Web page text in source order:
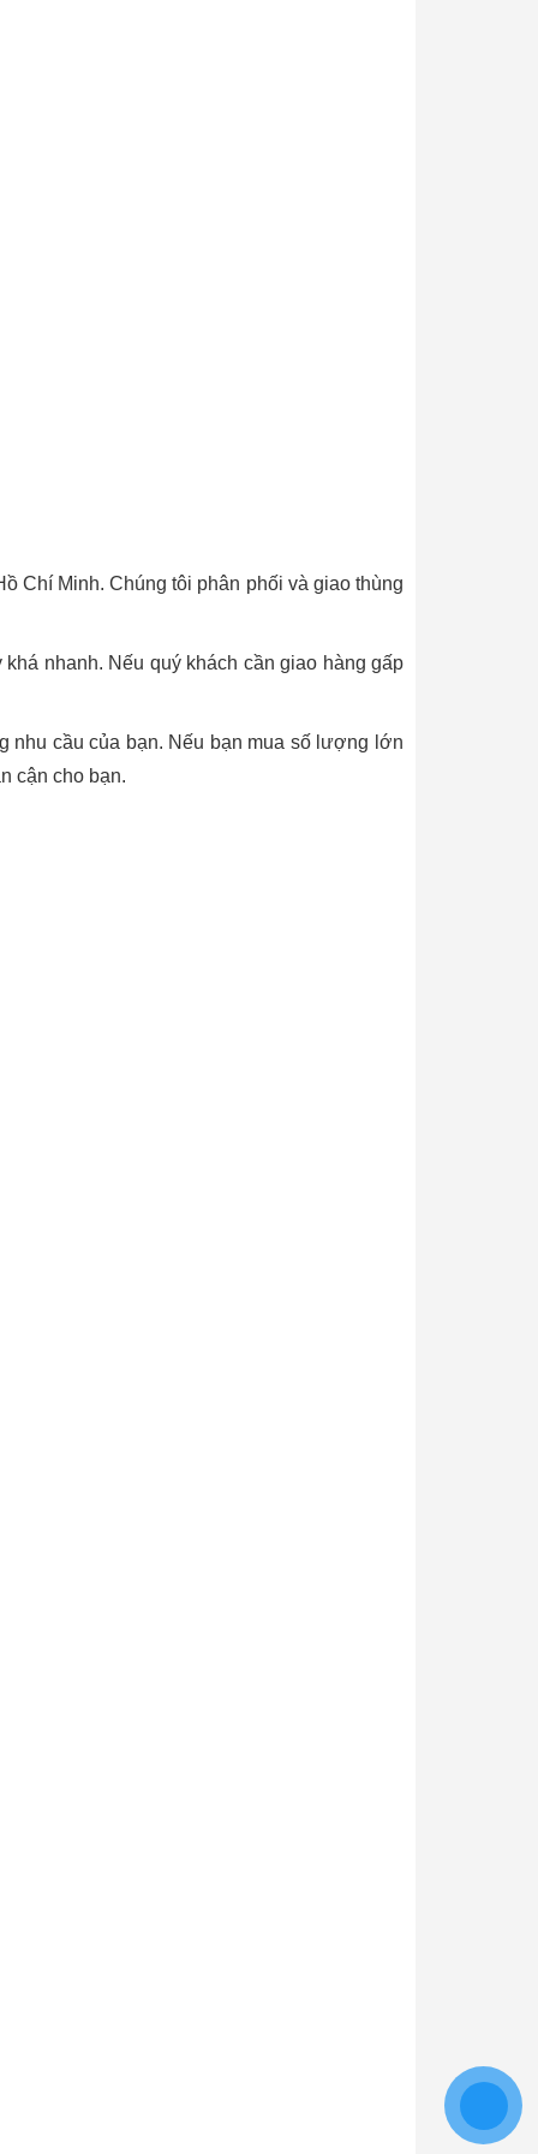
Chí Minh. Chúng tôi phân phối và giao thùng
nhanh. Nếu quý khách cần giao hàng gấp
nhu cầu của bạn. Nếu bạn mua số lượng lớn
cận cho bạn.